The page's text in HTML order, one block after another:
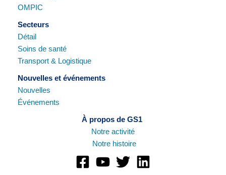
OMPIC
Secteurs
Détail
Soins de santé
Transport & Logistique
Nouvelles et événements
Nouvelles
Événements
À propos de GS1
Notre activité
Notre histoire